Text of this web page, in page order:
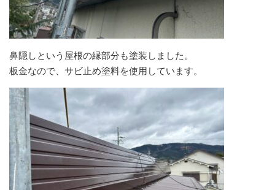
鼻隠しという屋根の縁部分も塗装しました。
板金なので、サビ止め塗料を使用しています。